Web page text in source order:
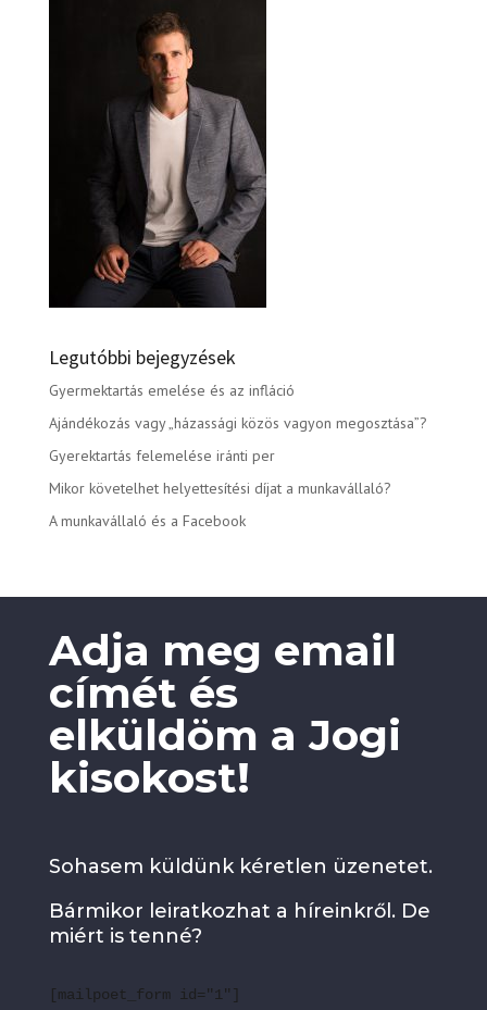
Legutóbbi bejegyzések
Gyermektartás emelése és az infláció
Ajándékozás vagy „házassági közös vagyon megosztása”?
Gyerektartás felemelése iránti per
Mikor követelhet helyettesítési díjat a munkavállaló?
A munkavállaló és a Facebook
Adja meg email
címét és
elküldöm a Jogi
kisokost!
Sohasem küldünk kéretlen üzenetet.
Bármikor leiratkozhat a híreinkről. De
miért is tenné?
[mailpoet_form id="1"]